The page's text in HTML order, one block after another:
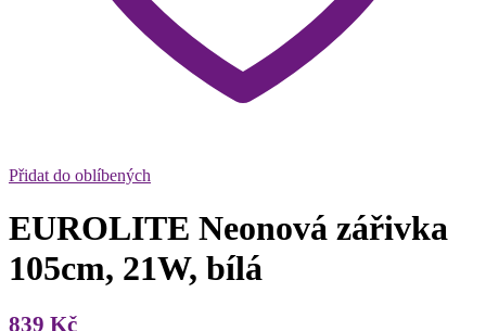
Přidat do oblíbených
EUROLITE Neonová zářivka
105cm, 21W, bílá
839 Kč